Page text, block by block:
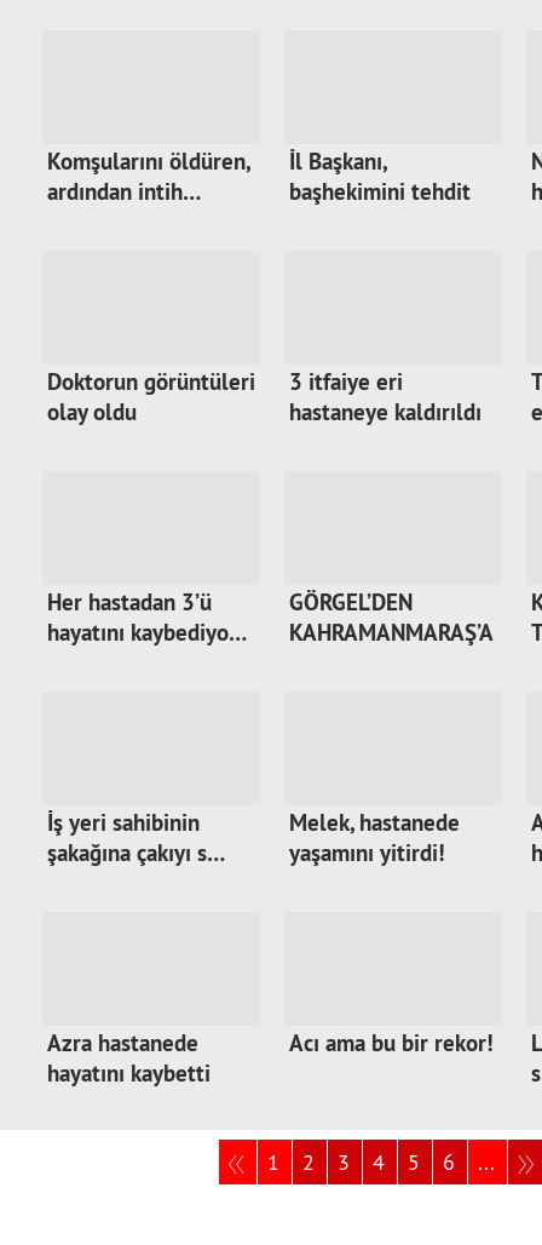
Komşularını öldüren,
ardından intih…
İl Başkanı,
başhekimini tehdit
Doktorun görüntüleri
olay oldu
3 itfaiye eri
hastaneye kaldırıldı
Her hastadan 3’ü
hayatını kaybediyo…
GÖRGEL’DEN
KAHRAMANMARAŞ’A
İş yeri sahibinin
şakağına çakıyı s…
Melek, hastanede
yaşamını yitirdi!
Azra hastanede
hayatını kaybetti
Acı ama bu bir rekor!
1 2 3 4 5 6 ...